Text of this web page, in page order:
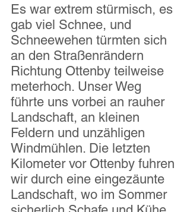
Es war extrem stürmisch, es
gab viel Schnee, und
Schneewehen türmten sich
an den Straßenrändern
Richtung Ottenby teilweise
meterhoch. Unser Weg
führte uns vorbei an rauher
Landschaft, an kleinen
Feldern und unzähligen
Windmühlen. Die letzten
Kilometer vor Ottenby fuhren
wir durch eine eingezäunte
Landschaft, wo im Sommer